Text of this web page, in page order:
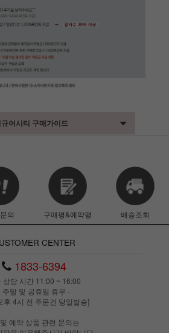
어시티 구매가이드
의 구매평&예약평 배송조회
CENTER
1833-6394
상담 시간 11:00 ~ 16:00
주말 및 공휴일 휴무 -
후 4시 전 주문건 당일발송]
예약 상품 관련 문의는